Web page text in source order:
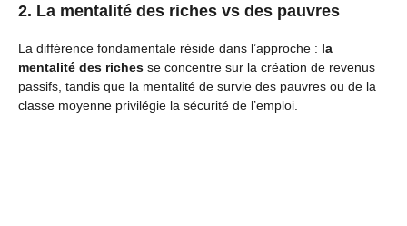
2. La mentalité des riches vs des pauvres
La différence fondamentale réside dans l’approche : la
mentalité des riches se concentre sur la création de revenus
passifs, tandis que la mentalité de survie des pauvres ou de la
classe moyenne privilégie la sécurité de l’emploi.